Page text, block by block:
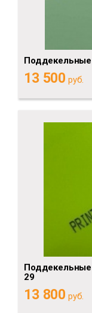
Поддекельные
13 500 руб.
Поддекельные
29
13 800 руб.